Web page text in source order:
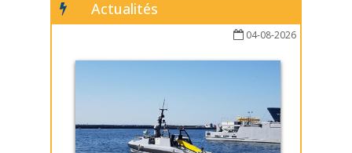
Actualités
04-08-2026